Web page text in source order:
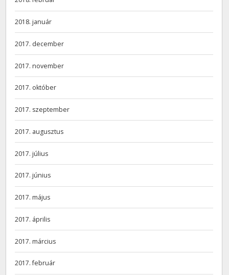
2018. január
2017. december
2017. november
2017. október
2017. szeptember
2017. augusztus
2017. július
2017. június
2017. május
2017. április
2017. március
2017. február